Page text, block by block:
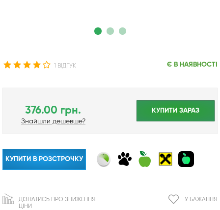
1 ВІДГУК Є В НАЯВНОСТІ
376.00 грн.
Знайшли дешевше?
КУПИТИ ЗАРАЗ
КУПИТИ В РОЗСТРОЧКУ
У БАЖАННЯ
ДІЗНАТИСЬ ПРО ЗНИЖЕННЯ
ЦІНИ